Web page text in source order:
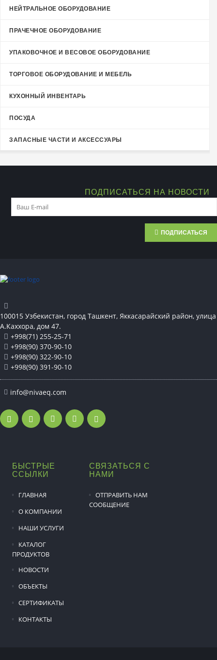
НЕЙТРАЛЬНОЕ ОБОРУДОВАНИЕ
ПРАЧЕЧНОЕ ОБОРУДОВАНИЕ
УПАКОВОЧНОЕ И ВЕСОВОЕ ОБОРУДОВАНИЕ
ТОРГОВОЕ ОБОРУДОВАНИЕ И МЕБЕЛЬ
КУХОННЫЙ ИНВЕНТАРЬ
ПОСУДА
ЗАПАСНЫЕ ЧАСТИ И АКСЕССУАРЫ
ПОДПИСАТЬСЯ НА НОВОСТИ
ПОДПИСАТЬСЯ
100015 Узбекистан, город Ташкент, Яккасарайский район, улица
А.Каххора, дом 47.
+998(71) 255-25-71
+998(90) 370-90-10
+998(90) 322-90-10
+998(90) 391-90-10
info@nivaeq.com
БЫСТРЫЕ
ССЫЛКИ
ГЛАВНАЯ
О КОМПАНИИ
НАШИ УСЛУГИ
КАТАЛОГ
ПРОДУКТОВ
НОВОСТИ
ОБЪЕКТЫ
СЕРТИФИКАТЫ
КОНТАКТЫ
СВЯЗАТЬСЯ С
НАМИ
ОТПРАВИТЬ НАМ
СООБЩЕНИЕ